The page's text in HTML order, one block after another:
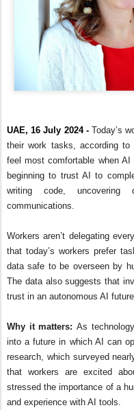
UAE, 16 July 2024 -Today’s
their work tasks, according to
feel most comfortable when
beginning to trust AI to
writing code, uncovering
communications.
Workers aren’t delegating
that today’s workers prefer
data safe to be overseen by
The data also suggests that
trust in an autonomous AI
Why it matters: As
into a future in which AI can
research, which surveyed
that workers are excited
stressed the importance of a
and experience with AI tools.